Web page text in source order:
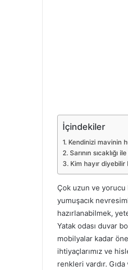
İçindekiler
Kendinizi mavinin
Sarının sıcaklığı
Kim hayır diyebilir
Çok uzun ve yorucu
yumuşacık
hazırlanabilmek,
Yatak odası duvar
mobilyalar kadar
ihtiyaçlarımız ve
renkleri vardır.